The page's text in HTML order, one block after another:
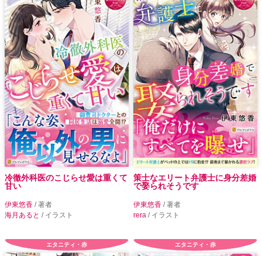
冷徹外科医のこじらせ愛は重くて
甘い
伊東悠香 / 著者
海月あると / イラスト
策士なエリート弁護士に身分差婚
で娶られそうです
伊東悠香 / 著者
rera / イラスト
エタニティ・赤 エタニティ・赤